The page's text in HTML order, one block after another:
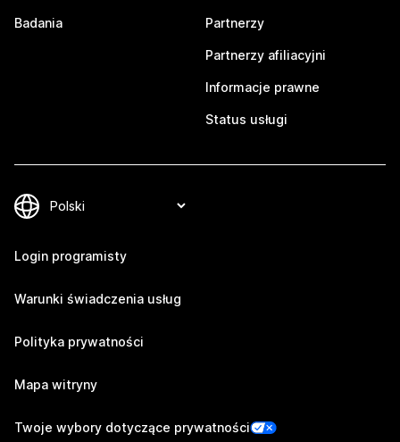
Badania Partnerzy
Partnerzy afiliacyjni
Informacje prawne
Status usługi
Login programisty
Warunki świadczenia usług
Polityka prywatności
Mapa witryny
Twoje wybory dotyczące prywatności